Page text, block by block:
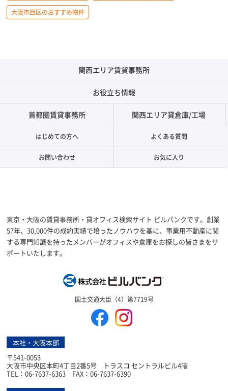
大阪市西区のおすすめ物件
関西エリア賃貸事務所
お役立ち情報
首都圏賃貸事務所 関西エリア貸倉庫/工場
はじめての方へ よくある質問
お問い合わせ お気に入り
東京・大阪の賃貸事務所・貸オフィス検索サイト ビルバンクです。創業
57年、30,000件の成約実績で培ったノウハウを基に、事業用不動産に関
する専門知識を持ったメンバーがオフィスや倉庫をお探しの皆さまをサ
ポートいたします。
国土交通大臣（4）第7719号
本社・大阪本部
〒541-0053
大阪市中央区本町4丁目2番5号 トラスコ セントラルビル4階
TEL：06-7637-6363 FAX：06-7637-6390